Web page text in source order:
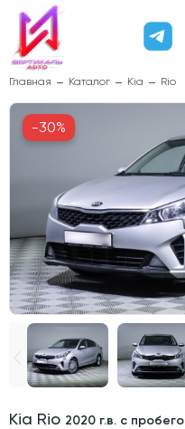
Главная Каталог Kia Rio
Kia Rio 2020 г.в. с
-30%